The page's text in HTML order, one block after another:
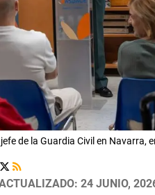
de la Guardia Civil en Navarra,
24 JUNIO,